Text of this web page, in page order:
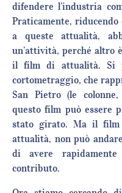
difendere l’industria
Praticamente,
a queste attualità,
un’attività, perché altro
il film di attualità. Si
cortometraggio, che
San Pietro (le colonne,
questo film può essere
stato girato. Ma il film
attualità, non può
di avere
contributo.